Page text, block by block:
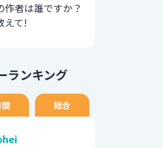
作者は誰ですか？
えて!
ランキング
総合